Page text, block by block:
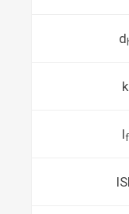
d
k
lf